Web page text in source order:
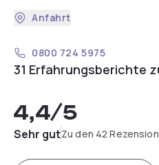
Anfahrt
0800 724 5975
31 Erfahrungsberichte
4,4/5
Sehr gutZu den 42